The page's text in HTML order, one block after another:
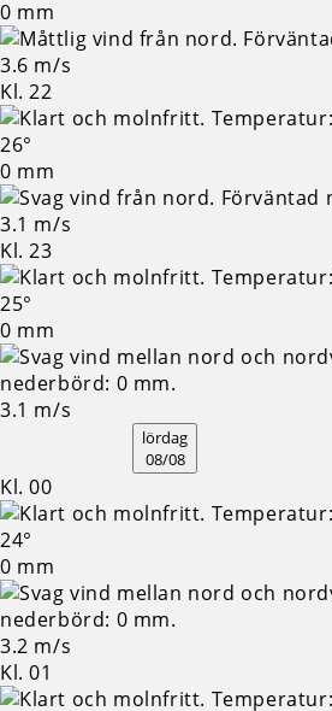
0 mm
3.6 m/s
Kl. 22
26°
0 mm
3.1 m/s
Kl. 23
25°
0 mm
3.1 m/s
lördag
08/08
Kl. 00
24°
0 mm
3.2 m/s
Kl. 01